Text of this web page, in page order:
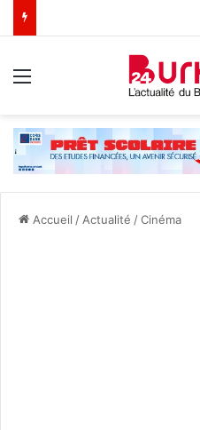
Accueil / Actualité /Cinéma